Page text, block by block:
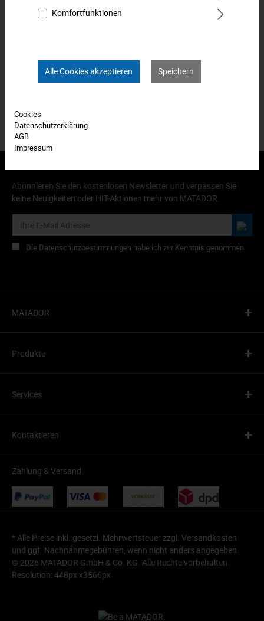
Technische Daten
Produkt FAQs
Abonnieren Sie den kostenlosen Newsletter und verpassen Sie
keine Neuigkeiten oder HIT-Aktionen mehr von MATADOR.
Die Datenschutzbestimmungen habe ich zur Kenntnis genommen.
MATADOR +
Produkte +
Services +
Kontaktieren +
Zahlung & Versand
* Alle Preise inkl. gesetzl. Mehrwertsteuer zzgl. Versandkosten
und ggf. Nachnahmegebühren, wenn nicht anders angegeben.
© 2026 MATADOR GmbH & Co. KG. Alle Rechte vorbehalten.
Resolution: 448px x3566px
Komfortfunktionen
Alle Cookies akzeptieren Speichern
Cookies
Datenschutzerklärung
AGB
Impressum